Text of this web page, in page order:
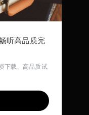
听高品质完
下载、高品质试